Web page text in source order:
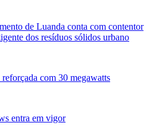
de Luanda conta com contentor
dos resíduos sólidos urbano
com 30 megawatts
entra em vigor